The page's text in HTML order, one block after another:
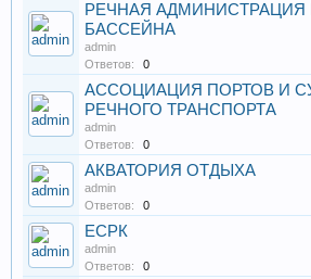
РЕЧНАЯ
БАССЕЙНА
admin
Ответов:
0
АССОЦИАЦИЯ ПОРТОВ И
РЕЧНОГО ТРАНСПОРТА
admin
Ответов:
0
АКВАТОРИЯ ОТДЫХА
admin
Ответов:
0
ЕСРК
admin
Ответов:
0